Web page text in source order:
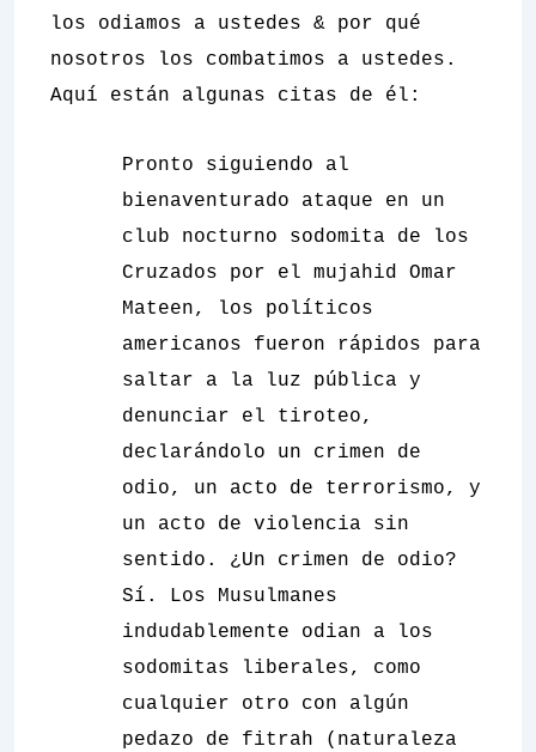
los odiamos a ustedes & por qué
nosotros los combatimos a ustedes .
Aquí están algunas citas de él:
Pronto siguiendo al
bienaventurado ataque en un
club nocturno sodomita de los
Cruzados por el mujahid Omar
Mateen, los políticos
americanos fueron rápidos para
saltar a la luz pública y
denunciar el tiroteo,
declarándolo un crimen de
odio, un acto de terrorismo, y
un acto de violencia sin
sentido. ¿Un crimen de odio?
Sí. Los Musulmanes
indudablemente odian a los
sodomitas liberales, como
cualquier otro con algún
pedazo de fitrah (naturaleza